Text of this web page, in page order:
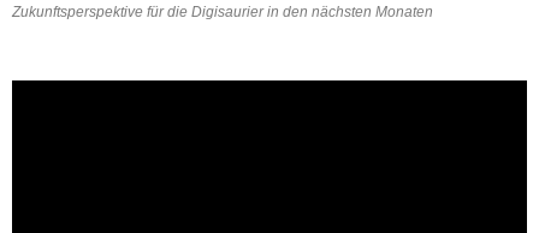
Zukunftsperspektive für die Digisaurier in den nächsten Monaten